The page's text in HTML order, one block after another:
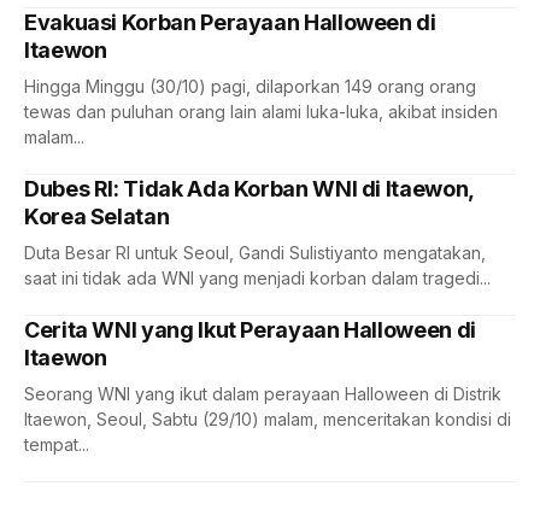
Evakuasi Korban Perayaan Halloween di
Itaewon
Hingga Minggu (30/10) pagi, dilaporkan 149 orang orang
tewas dan puluhan orang lain alami luka-luka, akibat insiden
malam...
Dubes RI: Tidak Ada Korban WNI di Itaewon,
Korea Selatan
Duta Besar RI untuk Seoul, Gandi Sulistiyanto mengatakan,
saat ini tidak ada WNI yang menjadi korban dalam tragedi...
Cerita WNI yang Ikut Perayaan Halloween di
Itaewon
Seorang WNI yang ikut dalam perayaan Halloween di Distrik
Itaewon, Seoul, Sabtu (29/10) malam, menceritakan kondisi di
tempat...